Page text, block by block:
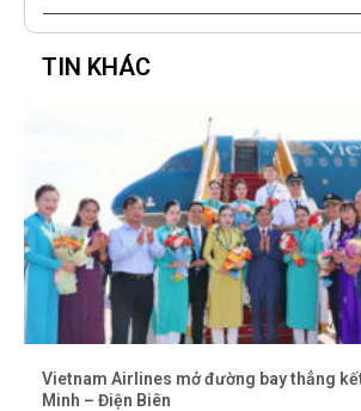
TIN KHÁC
Vietnam Airlines mở đường bay thẳng
Minh – Điện Biên